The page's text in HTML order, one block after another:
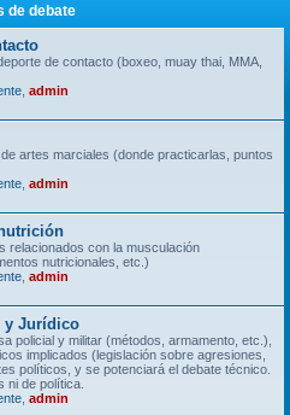
de debate
de contacto (boxeo, muay thai, MMA,
admin
artes marciales (donde practicarlas, puntos
admin
relacionados con la musculación
nutricionales, etc.)
admin
y Jurídico
policial y militar (métodos, armamento, etc.),
implicados (legislación sobre agresiones,
políticos, y se potenciará el debate técnico.
ni de política.
admin